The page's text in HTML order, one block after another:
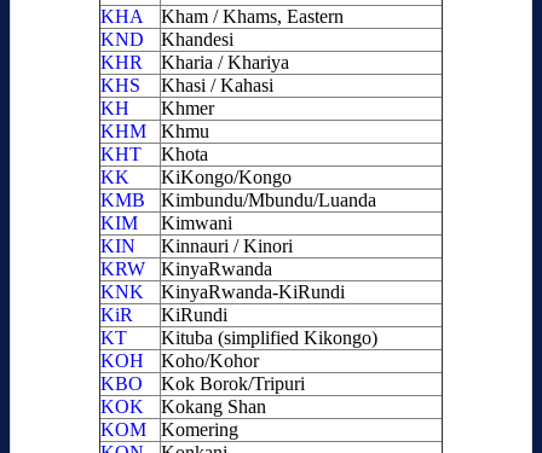
KHA
Kham / Khams, Eastern
KND
Khandesi
KHR
Kharia / Khariya
KHS
Khasi / Kahasi
KH
Khmer
KHM
Khmu
KHT
Khota
KK
KiKongo/Kongo
KMB
Kimbundu/Mbundu/Luanda
KIM
Kimwani
KIN
Kinnauri / Kinori
KRW
KinyaRwanda
KNK
KinyaRwanda-KiRundi
KiR
KiRundi
KT
Kituba (simplified Kikongo)
KOH
Koho/Kohor
KBO
Kok Borok/Tripuri
KOK
Kokang Shan
KOM
Komering